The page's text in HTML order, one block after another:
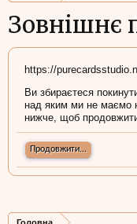
Зовнішнє
https://purecardsstudio.nl
Ви збираєтеся
над яким ми не маємо
нижче, щоб
Продовжити...